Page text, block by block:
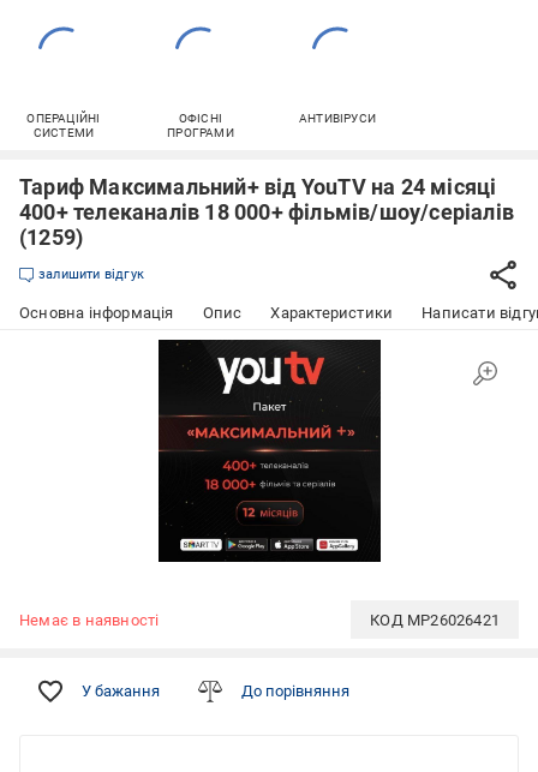
ОПЕРАЦІЙНІ
СИСТЕМИ
ОФІСНІ
ПРОГРАМИ
АНТИВІРУСИ
Тариф Максимальний+ від YouTV на 24 місяці
400+ телеканалів 18 000+ фільмів/шоу/серіалів
(1259)
залишити відгук
Основна інформація Опис Характеристики Написати
Немає в наявності КОД MP26026421
У бажання До порівняння